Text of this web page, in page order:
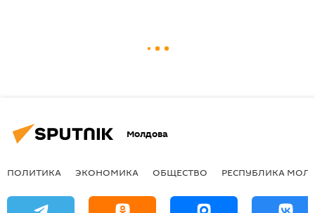
Молдова
ПОЛИТИКА ЭКОНОМИКА ОБЩЕСТВО РЕСПУБЛИКА